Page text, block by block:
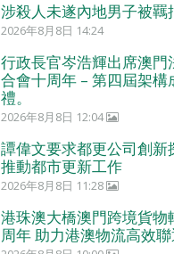
涉殺人未遂內地男子被羈
2026年8月8日 14:24
行政長官岑浩輝出席澳門
合會十周年 – 第四屆架構
禮。
2026年8月8日 12:04
譚偉文要求都更公司創新
推動都市更新工作
2026年8月8日 11:28
港珠澳大橋澳門跨境貨物
周年 助力港澳物流高效聯